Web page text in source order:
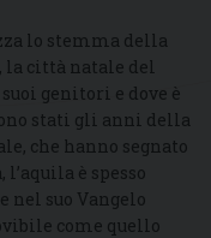
lo stemma della
la città natale del
genitori e dove è
stati gli anni della
che hanno segnato
è spesso
nel suo Vangelo
come quello